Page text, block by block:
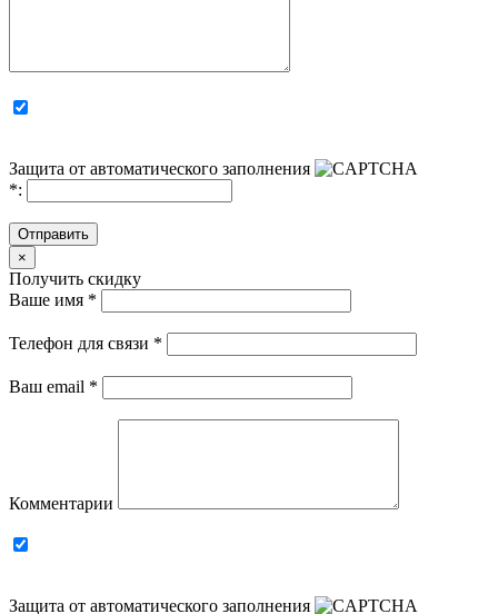
Защита от автоматического заполнения
*:
Отправить
×
Получить скидку
Ваше имя *
Телефон для связи *
Ваш email *
Комментарии
Защита от автоматического заполнения